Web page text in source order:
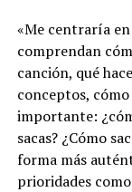
«Me centraría
comprendan
canción, qué
conceptos,
importante:
sacas? ¿Cómo
forma más
prioridades